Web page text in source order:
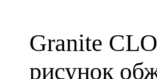
Granite
рисунок